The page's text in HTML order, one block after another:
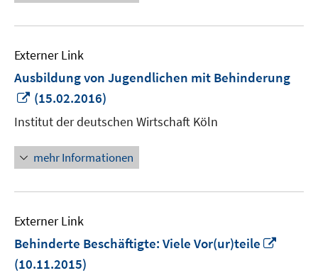
Externer Link
Ausbildung von Jugendlichen mit Behinderung
In
neuem
Fenster
öffnen
(15.02.2016)
Institut der deutschen Wirtschaft Köln
mehr Informationen
Externer Link
Behinderte Beschäftigte: Viele Vor(ur)teile
(10.11.2015)